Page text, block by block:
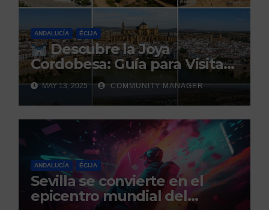
ANDALUCÍA ÉCIJA
Descubre la Joya
Cordobesa: Guía para Visitar
los 5 Pueblos Más Bonitos
MAY 13, 2025 COMMUNITY MANAGER
ANDALUCÍA ÉCIJA
Sevilla se convierte en el
epicentro mundial del